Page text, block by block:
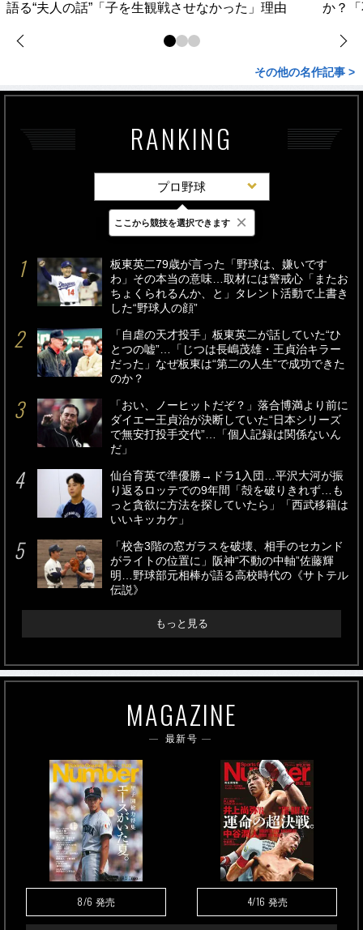
語る“夫人の話”「子を生観戦させなかった」理由
か？
その他の名作記事 >
RANKING
プロ野球
最新 24時間 週間
板東英二79歳が言った「野球は、嫌いです
わ」その本当の意味…取材には警戒心「またお
ちょくられるんか、と」タレント活動で上書き
した“野球人の顔”
「自虐の天才投手」板東英二が話していた“ひ
とつの嘘”…「じつは長嶋茂雄・王貞治キラー
だった」なぜ板東は“第二の人生”で成功できた
のか？
「おい、ノーヒットだぞ？」落合博満より前に
ダイエー王貞治が決断していた“日本シリーズ
で無安打投手交代”…「個人記録は関係ないん
だ」
仙台育英で準優勝→ドラ1入団…平沢大河が振
り返るロッテでの9年間「殻を破りきれず…も
っと貪欲に方法を探していたら」「西武移籍は
いいキッカケ」
「校舎3階の窓ガラスを破壊、相手のセカンド
がライトの位置に」阪神“不動の中軸”佐藤輝
明…野球部元相棒が語る高校時代の《サトテル
伝説》
もっと見る
MAGAZINE
最新号
8/6 発売 4/16 発売
ここから競技を選択できます ×